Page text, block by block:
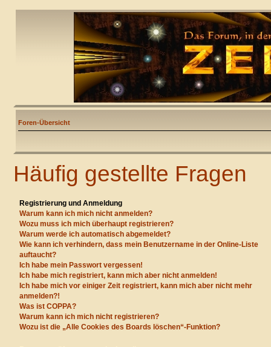
Foren-Übersicht
Häufig gestellte Fragen
Registrierung und Anmeldung
Warum kann ich mich nicht anmelden?
Wozu muss ich mich überhaupt registrieren?
Warum werde ich automatisch abgemeldet?
Wie kann ich verhindern, dass mein Benutzername in der Online-Liste
auftaucht?
Ich habe mein Passwort vergessen!
Ich habe mich registriert, kann mich aber nicht anmelden!
Ich habe mich vor einiger Zeit registriert, kann mich aber nicht mehr
anmelden?!
Was ist COPPA?
Warum kann ich mich nicht registrieren?
Wozu ist die „Alle Cookies des Boards löschen“-Funktion?